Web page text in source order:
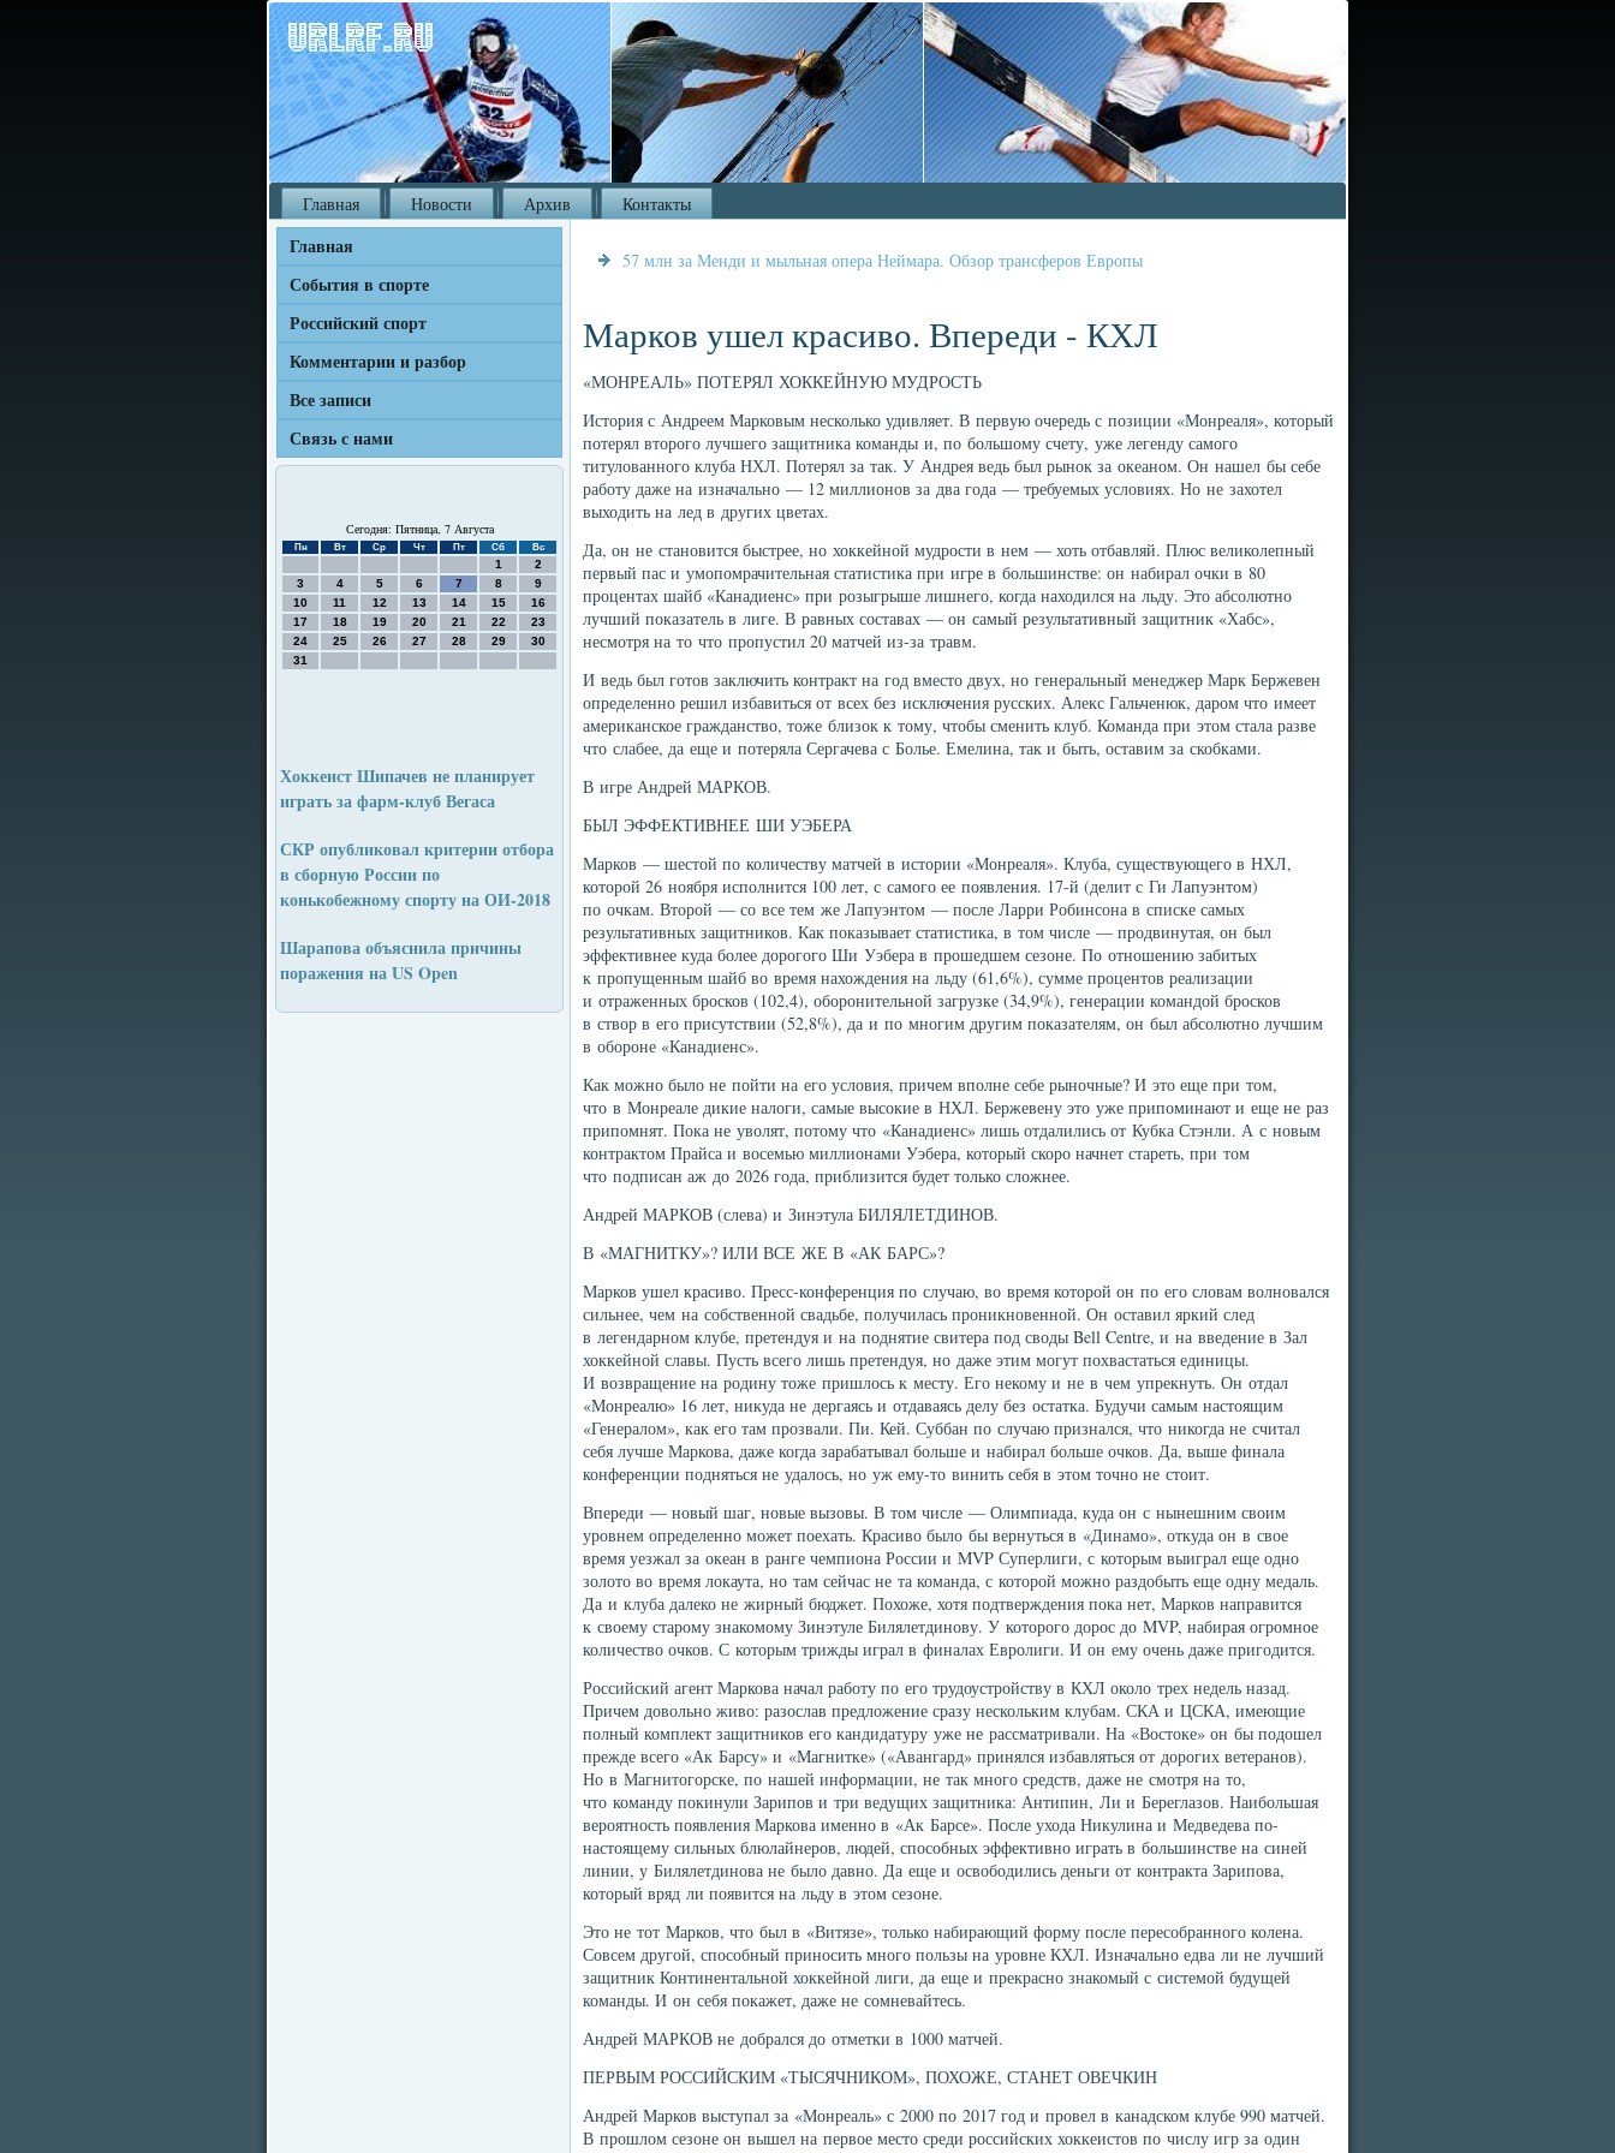
Главная Новости Архив Контакты
Главная
События в спорте
Российский спорт
Комментарии и разбор
Все записи
Связь с нами
Сегодня: Пятница, 7 Августа
Пн Вт Ср Чт Пт Сб Вс
1
2
3
4 5 6 7 8
9
10
11 12 13 14 15
16
17
18 19 20 21 22
23
24
25 26 27 28 29
30
31
Хоккеист Шипачев не планирует
играть за фарм-клуб Вегаса
СКР опубликовал критерии отбора
в сборную России по
конькобежному спорту на ОИ-2018
Шарапова объяснила причины
поражения на US Open
57 млн за Менди и мыльная опера Неймара. Обзор трансферов Европы
Марков ушел красиво. Впереди - КХЛ
«МОНРЕАЛЬ» ПОТЕРЯЛ ХОККЕЙНУЮ МУДРОСТЬ
История с Андреем Марковым несколько удивляет. В первую очередь с позиции «Монреаля», который
потерял второго лучшего защитника команды и, по большому счету, уже легенду самого
титулованного клуба НХЛ. Потерял за так. У Андрея ведь был рынок за океаном. Он нашел бы себе
работу даже на изначально — 12 миллионов за два года — требуемых условиях. Но не захотел
выходить на лед в других цветах.
Да, он не становится быстрее, но хоккейной мудрости в нем — хоть отбавляй. Плюс великолепный
первый пас и умопомрачительная статистика при игре в большинстве: он набирал очки в 80
процентах шайб «Канадиенс» при розыгрыше лишнего, когда находился на льду. Это абсолютно
лучший показатель в лиге. В равных составах — он самый результативный защитник «Хабс»,
несмотря на то что пропустил 20 матчей из-за травм.
И ведь был готов заключить контракт на год вместо двух, но генеральный менеджер Марк Бержевен
определенно решил избавиться от всех без исключения русских. Алекс Гальченюк, даром что имеет
американское гражданство, тоже близок к тому, чтобы сменить клуб. Команда при этом стала разве
что слабее, да еще и потеряла Сергачева с Болье. Емелина, так и быть, оставим за скобками.
В игре Андрей МАРКОВ.
БЫЛ ЭФФЕКТИВНЕЕ ШИ УЭБЕРА
Марков — шестой по количеству матчей в истории «Монреаля». Клуба, существующего в НХЛ,
которой 26 ноября исполнится 100 лет, с самого ее появления. 17-й (делит с Ги Лапуэнтом)
по очкам. Второй — со все тем же Лапуэнтом — после Ларри Робинсона в списке самых
результативных защитников. Как показывает статистика, в том числе — продвинутая, он был
эффективнее куда более дорогого Ши Уэбера в прошедшем сезоне. По отношению забитых
к пропущенным шайб во время нахождения на льду (61,6%), сумме процентов реализации
и отраженных бросков (102,4), оборонительной загрузке (34,9%), генерации командой бросков
в створ в его присутствии (52,8%), да и по многим другим показателям, он был абсолютно лучшим
в обороне «Канадиенс».
Как можно было не пойти на его условия, причем вполне себе рыночные? И это еще при том,
что в Монреале дикие налоги, самые высокие в НХЛ. Бержевену это уже припоминают и еще не раз
припомнят. Пока не уволят, потому что «Канадиенс» лишь отдалились от Кубка Стэнли. А с новым
контрактом Прайса и восемью миллионами Уэбера, который скоро начнет стареть, при том
что подписан аж до 2026 года, приблизится будет только сложнее.
Андрей МАРКОВ (слева) и Зинэтула БИЛЯЛЕТДИНОВ.
В «МАГНИТКУ»? ИЛИ ВСЕ ЖЕ В «АК БАРС»?
Марков ушел красиво. Пресс-конференция по случаю, во время которой он по его словам волновался
сильнее, чем на собственной свадьбе, получилась проникновенной. Он оставил яркий след
в легендарном клубе, претендуя и на поднятие свитера под своды Bell Centre, и на введение в Зал
хоккейной славы. Пусть всего лишь претендуя, но даже этим могут похвастаться единицы.
И возвращение на родину тоже пришлось к месту. Его некому и не в чем упрекнуть. Он отдал
«Монреалю» 16 лет, никуда не дергаясь и отдаваясь делу без остатка. Будучи самым настоящим
«Генералом», как его там прозвали. Пи. Кей. Суббан по случаю признался, что никогда не считал
себя лучше Маркова, даже когда зарабатывал больше и набирал больше очков. Да, выше финала
конференции подняться не удалось, но уж ему-то винить себя в этом точно не стоит.
Впереди — новый шаг, новые вызовы. В том числе — Олимпиада, куда он с нынешним своим
уровнем определенно может поехать. Красиво было бы вернуться в «Динамо», откуда он в свое
время уезжал за океан в ранге чемпиона России и MVP Суперлиги, с которым выиграл еще одно
золото во время локаута, но там сейчас не та команда, с которой можно раздобыть еще одну медаль.
Да и клуба далеко не жирный бюджет. Похоже, хотя подтверждения пока нет, Марков направится
к своему старому знакомому Зинэтуле Билялетдинову. У которого дорос до MVP, набирая огромное
количество очков. С которым трижды играл в финалах Евролиги. И он ему очень даже пригодится.
Российский агент Маркова начал работу по его трудоустройству в КХЛ около трех недель назад.
Причем довольно живо: разослав предложение сразу нескольким клубам. СКА и ЦСКА, имеющие
полный комплект защитников его кандидатуру уже не рассматривали. На «Востоке» он бы подошел
прежде всего «Ак Барсу» и «Магнитке» («Авангард» принялся избавляться от дорогих ветеранов).
Но в Магнитогорске, по нашей информации, не так много средств, даже не смотря на то,
что команду покинули Зарипов и три ведущих защитника: Антипин, Ли и Береглазов. Наибольшая
вероятность появления Маркова именно в «Ак Барсе». После ухода Никулина и Медведева по-
настоящему сильных блюлайнеров, людей, способных эффективно играть в большинстве на синей
линии, у Билялетдинова не было давно. Да еще и освободились деньги от контракта Зарипова,
который вряд ли появится на льду в этом сезоне.
Это не тот Марков, что был в «Витязе», только набирающий форму после пересобранного колена.
Совсем другой, способный приносить много пользы на уровне КХЛ. Изначально едва ли не лучший
защитник Континентальной хоккейной лиги, да еще и прекрасно знакомый с системой будущей
команды. И он себя покажет, даже не сомневайтесь.
Андрей МАРКОВ не добрался до отметки в 1000 матчей.
ПЕРВЫМ РОССИЙСКИМ «ТЫСЯЧНИКОМ», ПОХОЖЕ, СТАНЕТ ОВЕЧКИН
Андрей Марков выступал за «Монреаль» с 2000 по 2017 год и провел в канадском клубе 990 матчей.
В прошлом сезоне он вышел на первое место среди российских хоккеистов по числу игр за один